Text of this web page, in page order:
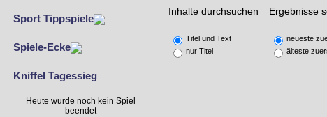
Sport Tippspiele
Spiele-Ecke
Kniffel Tagessieg
Heute wurde noch kein Spiel
beendet
Inhalte durchsuchen Ergebnisse
Titel und Text
nur Titel
neueste
älteste